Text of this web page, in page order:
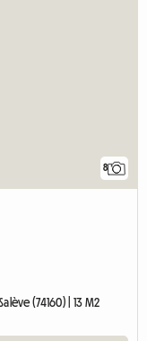
8
(74160) | 13 M2